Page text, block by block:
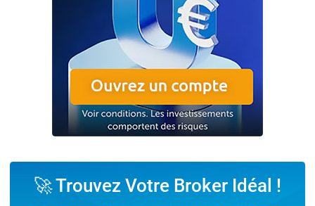
🚀 Trouvez Votre Broker Idéal !